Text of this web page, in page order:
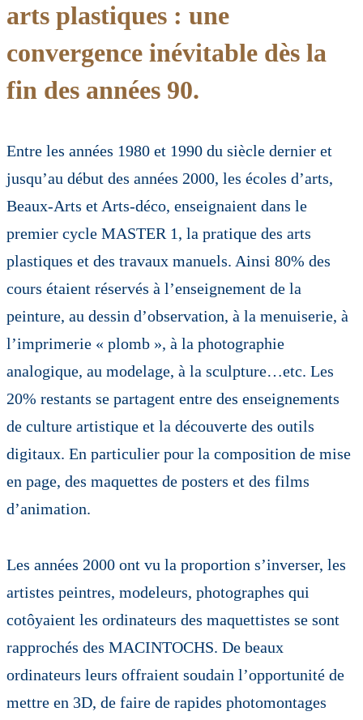
arts plastiques : une
convergence inévitable dès la
fin des années 90.
Entre les années 1980 et 1990 du siècle dernier et
jusqu’au début des années 2000, les écoles d’arts,
Beaux-Arts et Arts-déco, enseignaient dans le
premier cycle MASTER 1, la pratique des arts
plastiques et des travaux manuels. Ainsi 80% des
cours étaient réservés à l’enseignement de la
peinture, au dessin d’observation, à la menuiserie, à
l’imprimerie « plomb », à la photographie
analogique, au modelage, à la sculpture…etc. Les
20% restants se partagent entre des enseignements
de culture artistique et la découverte des outils
digitaux. En particulier pour la composition de mise
en page, des maquettes de posters et des films
d’animation.
Les années 2000 ont vu la proportion s’inverser, les
artistes peintres, modeleurs, photographes qui
cotôyaient les ordinateurs des maquettistes se sont
rapprochés des MACINTOCHS. De beaux
ordinateurs leurs offraient soudain l’opportunité de
mettre en 3D, de faire de rapides photomontages